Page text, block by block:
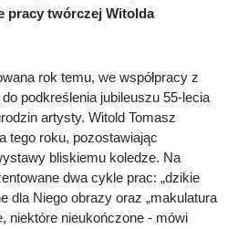
pracy twórczej Witolda
rok temu, we współpracy z
podkreślenia jubileuszu 55-lecia
artysty. Witold Tomasz
tego roku, pozostawiając
bliskiemu koledze. Na
dwa cykle prac: „dzikie
dla Niego obrazy oraz „makulatura
niektóre nieukończone - mówi